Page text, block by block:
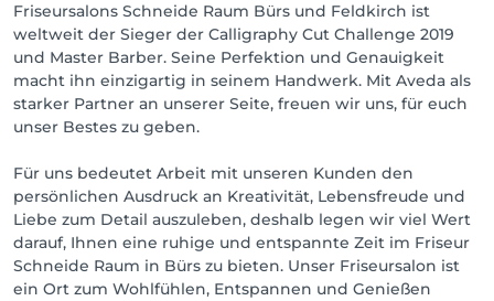
Friseursalons Schneide Raum Bürs und Feldkirch ist
weltweit der Sieger der Calligraphy Cut Challenge 2019
und Master Barber. Seine Perfektion und Genauigkeit
macht ihn einzigartig in seinem Handwerk. Mit Aveda als
starker Partner an unserer Seite, freuen wir uns, für euch
unser Bestes zu geben.
Für uns bedeutet Arbeit mit unseren Kunden den
persönlichen Ausdruck an Kreativität, Lebensfreude und
Liebe zum Detail auszuleben, deshalb legen wir viel Wert
darauf, Ihnen eine ruhige und entspannte Zeit im Friseur
Schneide Raum in Bürs zu bieten. Unser Friseursalon ist
ein Ort zum Wohlfühlen, Entspannen und Genießen